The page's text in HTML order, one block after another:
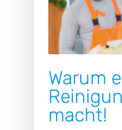
Warum
macht!